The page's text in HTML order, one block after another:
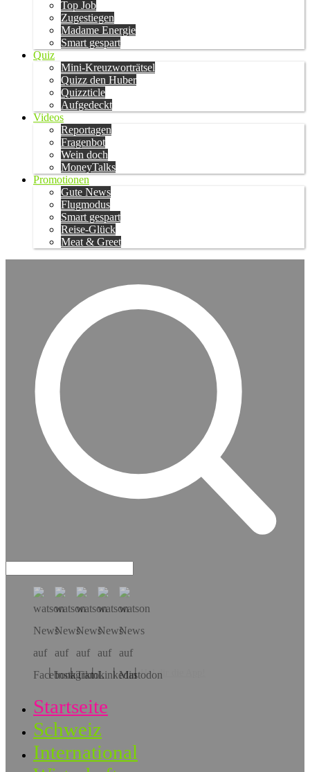
Top Job
Zugestiegen
Madame Energie
Smart gespart
Quiz
Mini-Kreuzworträtsel
Quizz den Huber
Quizzticle
Aufgedeckt
Videos
Reportagen
Fragenbot
Wein doch
MoneyTalks
Promotionen
Gute News
Flugmodus
Smart gespart
Reise-Glück
Meat & Greet
Hol dir die App!
Startseite
Schweiz
International